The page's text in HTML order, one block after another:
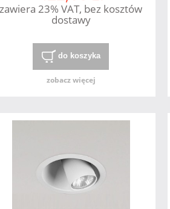
zawiera 23% VAT, bez kosztów
dostawy
do koszyka
zobacz więcej